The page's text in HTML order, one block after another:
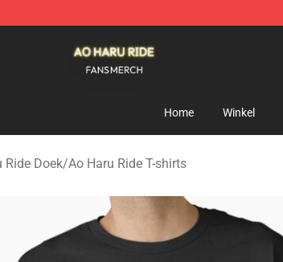
Home Winkel
Ride Doek/Ao Haru Ride T-shirts